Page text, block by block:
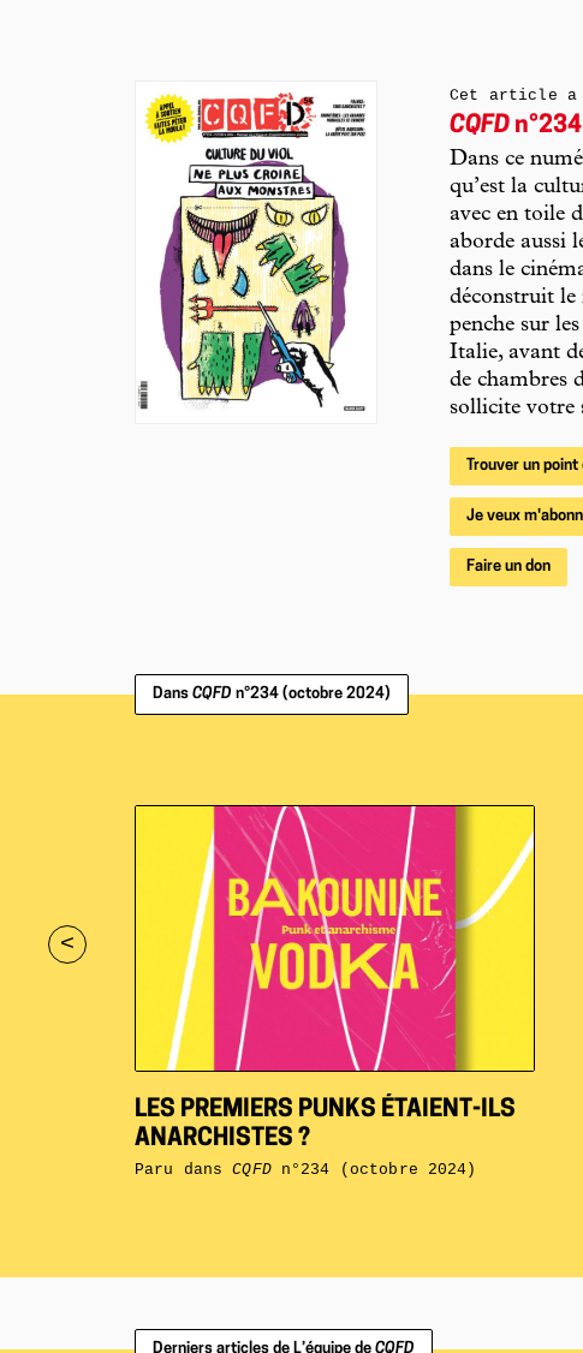
Cet article a
CQFD
Dans ce
qu’est la
avec en toile
aborde aussi
dans le
déconstruit le
penche sur
Italie, avant
de chambres
sollicite votre
Trouver un
Je veux
Faire un don
<
Dans CQFD n°234 (octobre 2024)
LES PREMIERS PUNKS ÉTAIENT-ILS
ANARCHISTES ?
Paru dansCQFDn°234 (octobre 2024)
Derniers articles de L’équipe de CQFD